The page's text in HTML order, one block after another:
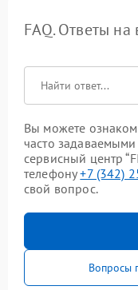
FAQ. Ответы
Вы можете
часто
сервисный центр
телефону+7 (342)
свой вопрос.
Вопросы